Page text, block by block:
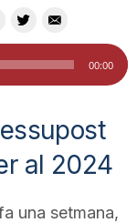
00:00
al 2024
una setmana,